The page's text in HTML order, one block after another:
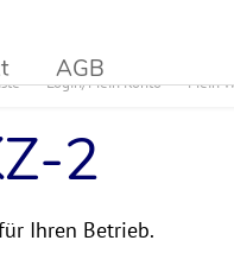
AGB Mein
Login/Mein Konto
2
Ihren Betrieb.